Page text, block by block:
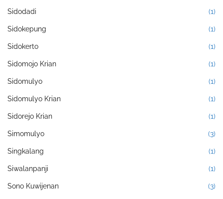
Sidodadi (1)
Sidokepung (1)
Sidokerto (1)
Sidomojo Krian (1)
Sidomulyo (1)
Sidomulyo Krian (1)
Sidorejo Krian (1)
Simomulyo (3)
Singkalang (1)
Siwalanpanji (1)
Sono Kuwijenan (3)